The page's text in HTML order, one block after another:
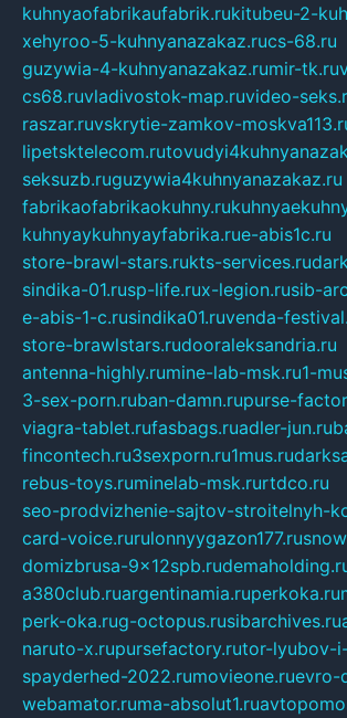
kuhnyaofabrikaufabrik.rukitubeu-2-
xehyroo-5-kuhnyanazakaz.rucs-68.ru
guzywia-4-kuhnyanazakaz.rumir-tk.ru
cs68.ruvladivostok-map.ruvideo-
raszar.ruvskrytie-zamkov-
lipetsktelecom.ru
seksuzb.ruguzywia4kuhnyanazakaz.ru
fabrikaofabrikaokuhny.ru
kuhnyaykuhnyayfabrika.rue-abis1c.ru
store-brawl-stars.rukts-services.ru
sindika-01.rusp-life.rux-legion.rusib-
e-abis-1-c.rusindika01.ruvenda-
store-brawlstars.rudooraleksandria.ru
antenna-highly.rumine-lab-msk.ru1-
3-sex-porn.ruban-damn.rupurse-
viagra-tablet.rufasbags.ruadler-jun.ru
fincontech.ru3sexporn.ru1mus.ru
rebus-toys.ruminelab-msk.rurtdco.ru
seo-prodvizhenie-sajtov-stroitelnyh-
card-voice.rurulonnyygazon177.ru
domizbrusa-9x12spb.ru
a380club.ruargentinamia.ruperkoka.ru
perk-oka.rug-octopus.rusibarchives.ru
naruto-x.rupursefactory.rutor-lyubov-
spayderhed-2022.rumovieone.ruevro-
webamator.ruma-absolut1.ru